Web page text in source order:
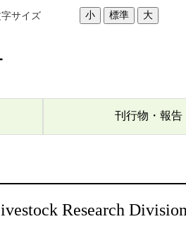
サイズ 小 標準 大
刊行物・報告
Research Division